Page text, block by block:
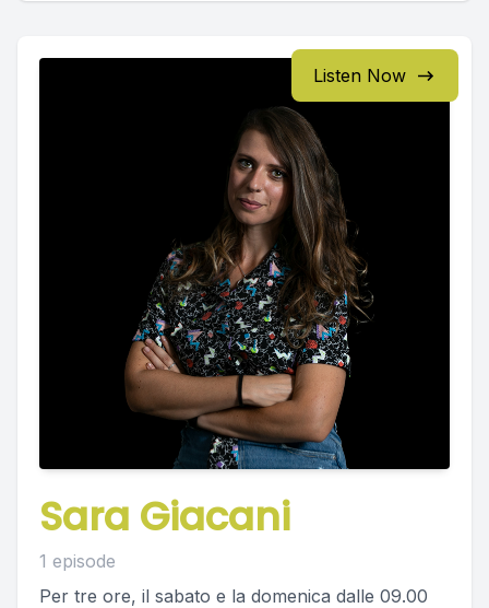
Listen Now
Sara Giacani
1 episode
Per tre ore, il sabato e la domenica dalle 09.00